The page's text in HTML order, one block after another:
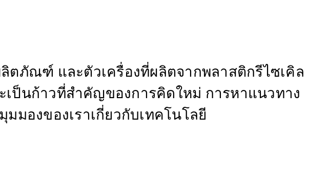
ตภัณฑ์ และตัวเครื่องที่ผลิตจากพลาสติกรีไซเคิล
ะเป็นก้าวที่สำคัญของการคิดใหม่ การหาแนวทาง
มองของเราเกี่ยวกับเทคโนโลยี